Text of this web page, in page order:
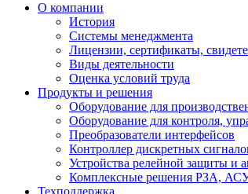
О компании
История
Системы менеджмента
Лицензии, сертификаты,
Виды деятельности
Оценка условий труда
Продукты и решения
Оборудование для
Оборудование для контроля,
Преобразователи интерфейсов
Контроллер дискретных
Устройства релейной защиты и
Комплексные решения РЗА,